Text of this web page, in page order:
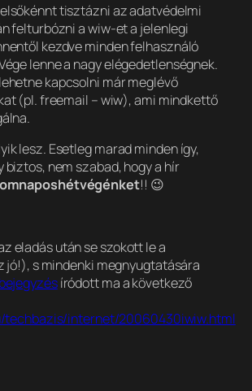
tisztázni az adatvédelmi
felturbózni a wiw-et a jelenlegi
kezdve minden felhasználó
lenne a nagy elégedetlenségnek.
kapcsolni már meglévő
(pl. freemail – wiw), ami mindkettő
lesz. Esetleg marad minden így,
biztos, nem szabad, hogy a hír
!! 😉
eladás után se szokott le a
jó!), s mindenki megnyugtatására
íródott ma a következő
techbazis/internet/20060430iwiw.html